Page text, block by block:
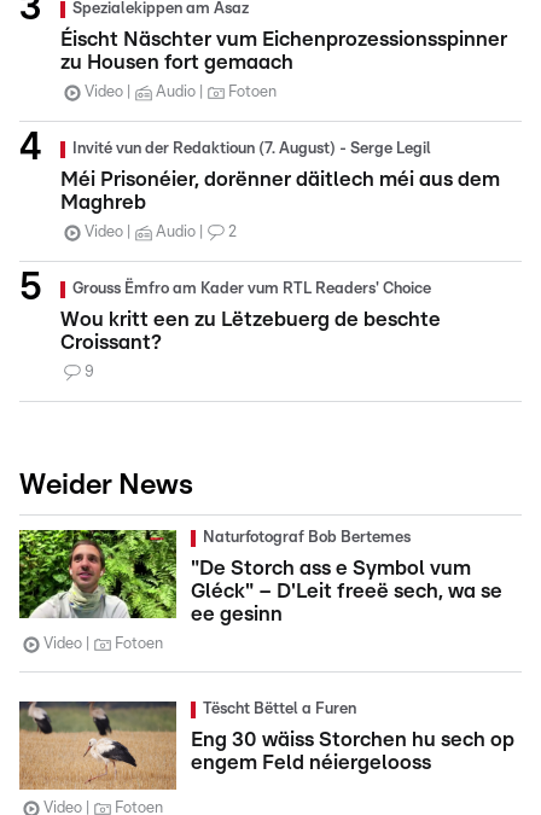
Spezialekippen am Asaz
Éischt Näschter vum Eichenprozessionsspinner
zu Housen fort gemaach
Video Audio Fotoen
Invité vun der Redaktioun (7. August) - Serge Legil
Méi Prisonéier, dorënner däitlech méi aus dem
Maghreb
Video Audio 2
Grouss Ëmfro am Kader vum RTL Readers' Choice
Wou kritt een zu Lëtzebuerg de beschte
Croissant?
9
Weider News
Naturfotograf Bob Bertemes
"De Storch ass e Symbol vum
Gléck" – D'Leit freeë sech, wa se
ee gesinn
Video Fotoen
Tëscht Bëttel a Furen
Eng 30 wäiss Storchen hu sech op
engem Feld néiergelooss
Video Fotoen